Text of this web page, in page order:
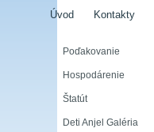
Úvod Kontakty
Poďakovanie
Hospodárenie
Štatút
Deti Anjel Galéria